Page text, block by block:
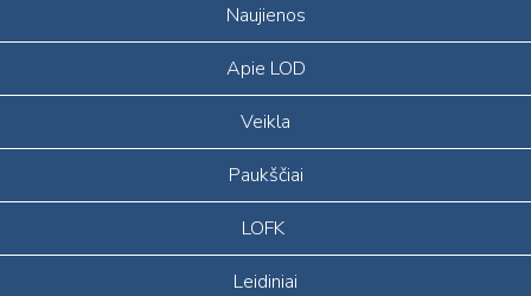
Naujienos
Apie LOD
Veikla
Paukščiai
LOFK
Leidiniai